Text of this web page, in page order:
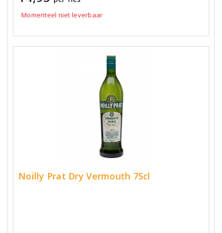
Momenteel niet leverbaar
Noilly Prat Dry Vermouth 75cl